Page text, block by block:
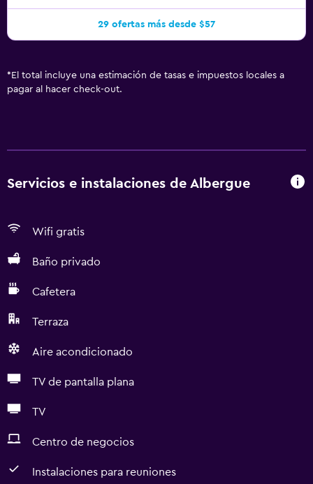
29 ofertas más desde $57
* El total incluye una estimación de tasas e impuestos locales a
pagar al hacer check-out.
Servicios e instalaciones de Albergue
Wifi gratis
Baño privado
Cafetera
Terraza
Aire acondicionado
TV de pantalla plana
TV
Centro de negocios
Instalaciones para reuniones